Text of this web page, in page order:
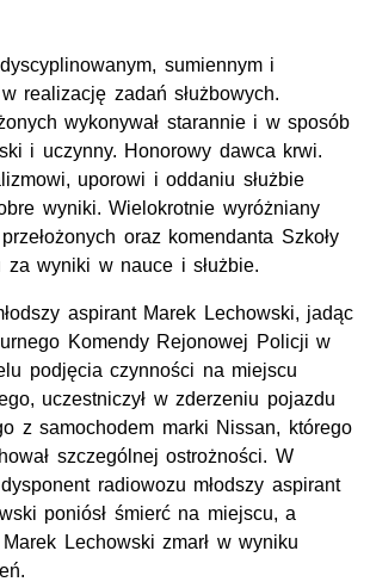
sumiennym i
realizację zadań służbowych.
wykonywał starannie i w sposób
i uczynny. Honorowy dawca krwi.
uporowi i oddaniu służbie
wyniki. Wielokrotnie wyróżniany
oraz komendanta Szkoły
za wyniki w nauce i służbie.
aspirant Marek Lechowski, jadąc
Komendy Rejonowej Policji w
podjęcia czynności na miejscu
uczestniczył w zderzeniu pojazdu
z samochodem marki Nissan, którego
szczególnej ostrożności. W
radiowozu młodszy aspirant
poniósł śmierć na miejscu, a
Lechowski zmarł w wyniku